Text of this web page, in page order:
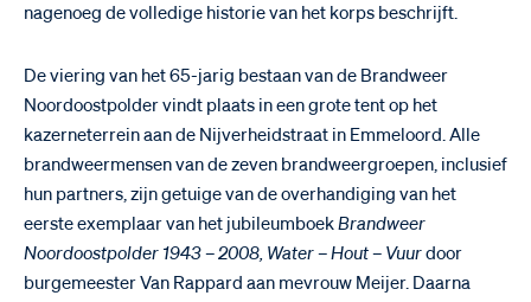
nagenoeg de volledige historie van het korps beschrijft.
De viering van het 65-jarig bestaan van de Brandweer
Noordoostpolder vindt plaats in een grote tent op het
kazerneterrein aan de Nijverheidstraat in Emmeloord. Alle
brandweermensen van de zeven brandweergroepen, inclusief
hun partners, zijn getuige van de overhandiging van het
eerste exemplaar van het jubileumboek Brandweer
Noordoostpolder 1943 – 2008, Water – Hout – Vuur door
burgemeester Van Rappard aan mevrouw Meijer. Daarna